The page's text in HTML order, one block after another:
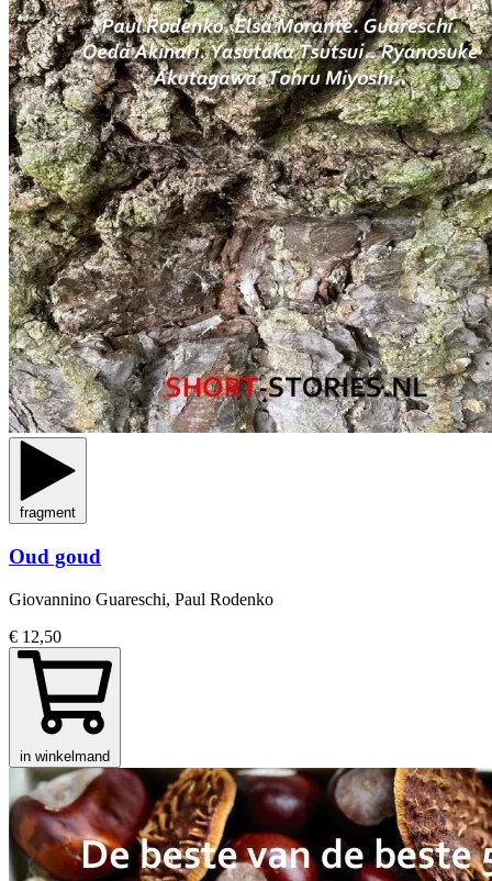
fragment
Oud goud
Giovannino Guareschi, Paul Rodenko
€ 12,50
in winkelmand